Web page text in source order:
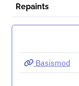
Repaints
Basismod